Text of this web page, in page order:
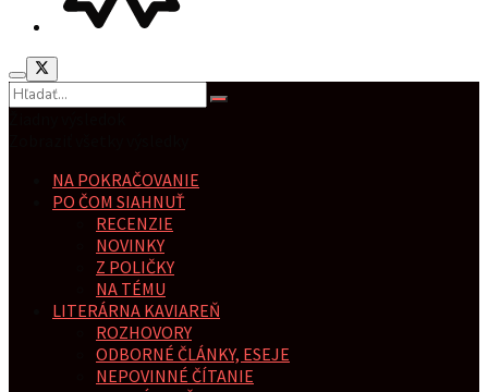
NA POKRAČOVANIE
PO ČOM SIAHNUŤ
RECENZIE
NOVINKY
Z POLIČKY
NA TÉMU
LITERÁRNA KAVIAREŇ
ROZHOVORY
ODBORNÉ ČLÁNKY, ESEJE
NEPOVINNÉ ČÍTANIE